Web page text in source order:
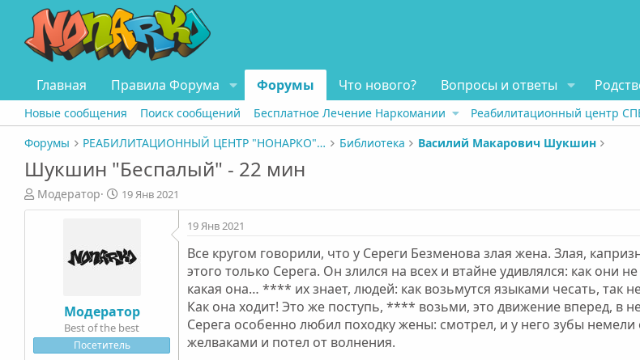
Главная Правила Форума Форумы Что нового? Вопросы и ответы
Новые сообщения Поиск сообщений Бесплатное Лечение Наркомании Реабилитационный центр
Форумы
РЕАБИЛИТАЦИОННЫЙ ЦЕНТР "НОНАРКО" СПБ Библиотека Василий Макарович Шукшин
Шукшин "Беспалый" - 22 мин
А
в
Модератор
Д
а
н
а
л
а
19 Янв 2021
Модератор
Best of the best
Посетитель
19 Янв 2021
Все кругом говорили, что у Сереги Безменова злая жена. Злая,
этого только Серега. Он злился на всех и втайне удивлялся: как они
какая она… **** их знает, людей: как возьмутся языками чесать, так
Как она ходит! Это же поступь, **** возьми, это движение вперед, в
Серега особенно любил походку жены: смотрел, и у него зубы
желваками и потел от волнения.